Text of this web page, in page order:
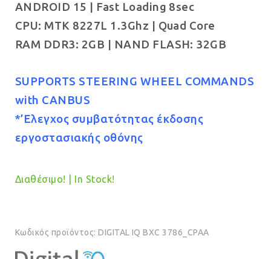
€239.00.
ANDROID 15 | Fast Loading 8sec
CPU: MTK 8227L 1.3Ghz | Quad Core
RAM DDR3: 2GB | NAND FLASH: 32GB
SUPPORTS STEERING WHEEL COMMANDS
with CANBUS
*’Ελεγχος συμβατότητας έκδοσης
εργοστασιακής οθόνης
Διαθέσιμο! | In Stock!
Κωδικός προϊόντος:DIGITAL IQ BXC 3786_CPAA